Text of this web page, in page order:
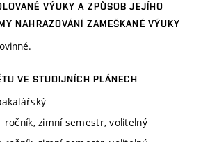
VÝUKY A ZPŮSOB JEJÍHO
NAHRAZOVÁNÍ ZAMEŠKANÉ VÝUKY
VE STUDIJNÍCH PLÁNECH
ročník, zimní semestr, volitelný